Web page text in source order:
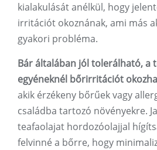
kialakulását anélkül, hogy
irritációt okoznának, ami más
gyakori probléma.
Bár általában jól tolerálható, a
egyéneknél bőrirritációt
akik érzékeny bőrűek vagy
családba tartozó növényekre.
teafaolajat hordozóolajjal
felvinné a bőrre, hogy